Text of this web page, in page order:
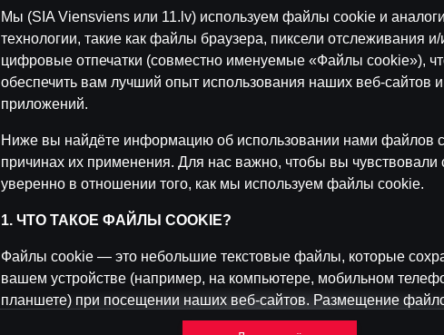
Эта игра недоступна как демо-версия.
Пожалуйста, авторизуйся, чтобы играть в
эту игру на реальные деньги.
Мы (SIA Viensviens или 11.lv) используем файлы cookie и
технологии, такие как файлы браузера, пиксели отслеживания и/
цифровые отпечатки (совместно именуемые «Файлы cookie»),
обеспечить вам лучший опыт использования наших веб-сайтов
приложений.
Ниже вы найдёте информацию об использовании нами файлов
причинах их применения. Для нас важно, чтобы вы чувствовали
уверенно в отношении того, как мы используем файлы cookie.
1. ЧТО ТАКОЕ ФАЙЛЫ COOKIE?
Файлы cookie — это небольшие текстовые файлы, которые
вашем устройстве (например, на компьютере, мобильном
планшете) при посещении наших веб-сайтов. Размещение
позволяет нам распознавать вас и отслеживать, как вы